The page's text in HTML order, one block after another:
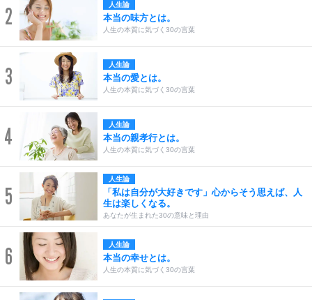
2 人生論
本当の味方とは。
人生の本質に気づく30の言葉
3 人生論
本当の愛とは。
人生の本質に気づく30の言葉
4 人生論
本当の親孝行とは。
人生の本質に気づく30の言葉
5
人生論
「私は自分が大好きです」心からそう思えば、人
生は楽しくなる。
あなたが生まれた30の意味と理由
6 人生論
本当の幸せとは。
人生の本質に気づく30の言葉